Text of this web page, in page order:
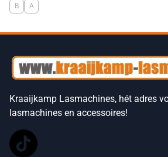
B A
Kraaijkamp Lasmachines, hét adres
lasmachines en accessoires!